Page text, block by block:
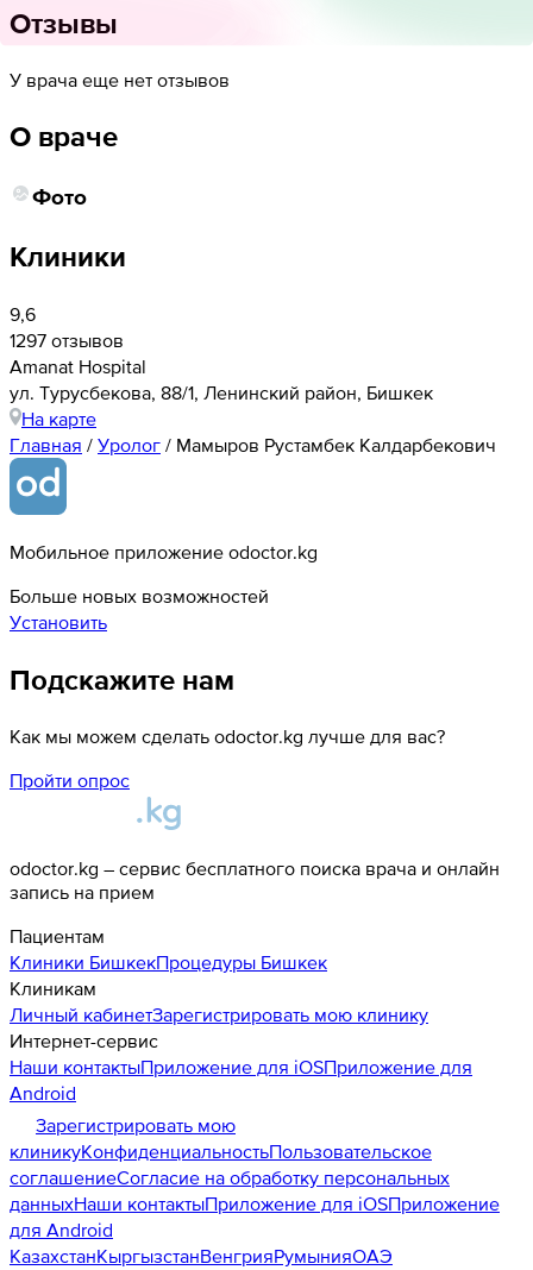
Отзывы
У врача еще нет отзывов
О враче
Фото
Клиники
9,6
1297 отзывов
Amanat Hospital
ул. ​Турусбекова, 88/1, Ленинский район, Бишкек
На карте
Главная / Уролог / Мамыров Рустамбек Калдарбекович
Мобильное приложение odoctor.kg
Больше новых возможностей
Установить
Подскажите нам
Как мы можем сделать odoctor.kg лучше для вас?
Пройти опрос
odoctor.kg – сервис бесплатного поиска врача и онлайн
запись на прием
Пациентам
Клиники БишкекПроцедуры Бишкек
Клиникам
Личный кабинетЗарегистрировать мою клинику
Интернет-сервис
Наши контактыПриложение для iOSПриложение для
Android
Зарегистрировать мою
клиникуКонфиденциальностьПользовательское
соглашениеСогласие на обработку персональных
данныхНаши контактыПриложение для iOSПриложение
для Android
КазахстанКыргызстанВенгрияРумынияОАЭ